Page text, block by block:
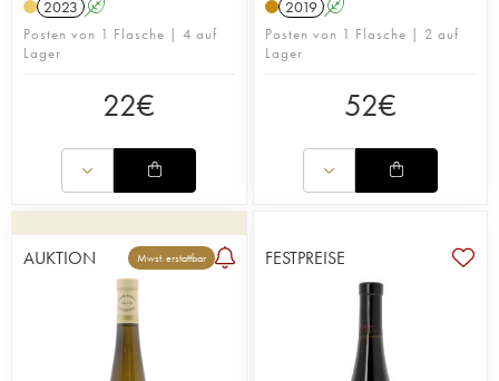
2023 A
Posten von 1 Flasche | 4 auf
Lager
22€
2019 A
Posten von 1 Flasche | 2 auf
Lager
52€
AUKTION Mwst. erstattbar FESTPREISE